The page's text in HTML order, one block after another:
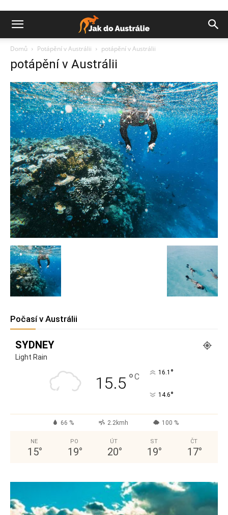
Domů Potápění v Austrálii potápění v Austrálii
potápění v Austrálii
Počasí v Austrálii
SYDNEY
Light Rain
15.5 °C 16.1 °
14.6°
66 % 2.2kmh 100 %
NE
15°
PO
19°
ÚT
20°
ST
19°
ČT
17°